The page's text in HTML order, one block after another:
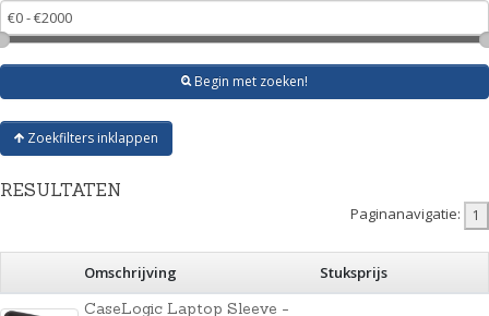
Begin met zoeken!
Zoekfilters inklappen
RESULTATEN
Paginanavigatie:
Omschrijving
Stuksprijs
CaseLogic Laptop Sleeve -